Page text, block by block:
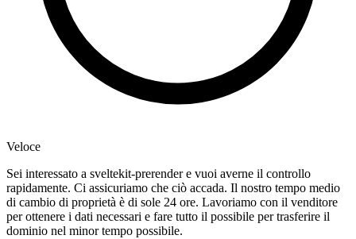
Veloce
Sei interessato a sveltekit-prerender e vuoi averne il controllo
rapidamente. Ci assicuriamo che ciò accada. Il nostro tempo medio
di cambio di proprietà è di sole 24 ore. Lavoriamo con il venditore
per ottenere i dati necessari e fare tutto il possibile per trasferire il
dominio nel minor tempo possibile.